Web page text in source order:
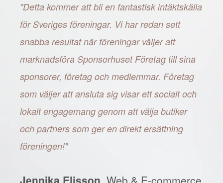
"Detta kommer att bli en fantastisk intäktskälla
för Sveriges föreningar. Vi har redan sett
snabba resultat när föreningar väljer att
marknadsföra Sponsorhuset Företag till sina
sponsorer, företag och medlemmar. Företag
som väljer att ansluta sig visar ett socialt och
lokalt engagemang genom att välja butiker
och partners som ger en direkt ersättning
föreningen!"
Jennika Elisson, Web & E-commerce